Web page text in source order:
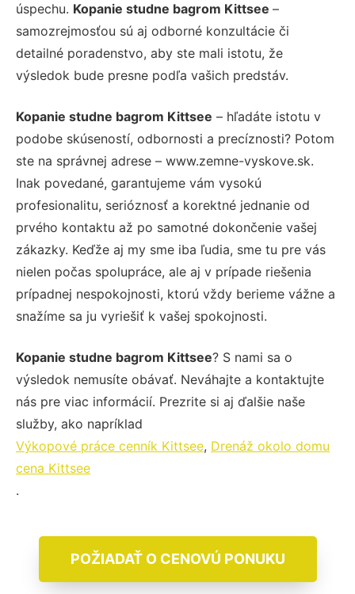
úspechu. Kopanie studne bagrom Kittsee –
samozrejmosťou sú aj odborné konzultácie či
detailné poradenstvo, aby ste mali istotu, že
výsledok bude presne podľa vašich predstáv.
Kopanie studne bagrom Kittsee – hľadáte istotu v
podobe skúseností, odbornosti a precíznosti? Potom
ste na správnej adrese – www.zemne-vyskove.sk.
Inak povedané, garantujeme vám vysokú
profesionalitu, serióznosť a korektné jednanie od
prvého kontaktu až po samotné dokončenie vašej
zákazky. Keďže aj my sme iba ľudia, sme tu pre vás
nielen počas spolupráce, ale aj v prípade riešenia
prípadnej nespokojnosti, ktorú vždy berieme vážne a
snažíme sa ju vyriešiť k vašej spokojnosti.
Kopanie studne bagrom Kittsee? S nami sa o
výsledok nemusíte obávať. Neváhajte a kontaktujte
nás pre viac informácií. Prezrite si aj ďalšie naše
služby, ako napríklad
Výkopové práce cenník Kittsee, Drenáž okolo domu
cena Kittsee
.
POŽIADAŤ O CENOVÚ PONUKU